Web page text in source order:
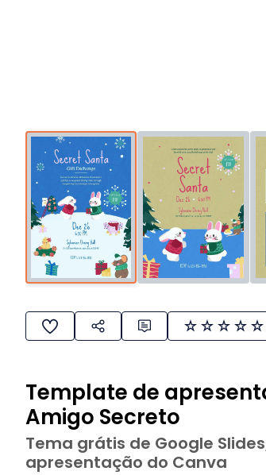
Template de
Amigo Secreto
Tema grátis de Google
apresentação do Canva